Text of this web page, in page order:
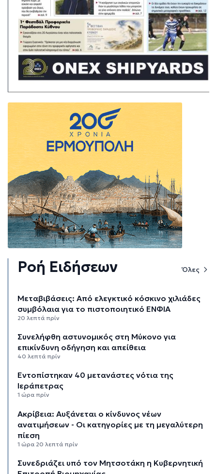
Ροή Ειδήσεων Όλες
Μεταβιβάσεις: Από ελεγκτικό κόσκινο χιλιάδες
συμβόλαια για το πιστοποιητικό ΕΝΦΙΑ
20 λεπτά πρίν
Συνελήφθη αστυνομικός στη Μύκονο για
επικίνδυνη οδήγηση και απείθεια
40 λεπτά πρίν
Εντοπίστηκαν 40 μετανάστες νότια της
Ιεράπετρας
1 ώρα πρίν
Ακρίβεια: Αυξάνεται ο κίνδυνος νέων
ανατιμήσεων - Οι κατηγορίες με τη μεγαλύτερη
πίεση
1 ώρα 20 λεπτά πρίν
Συνεδριάζει υπό τον Μητσοτάκη η Κυβερνητική